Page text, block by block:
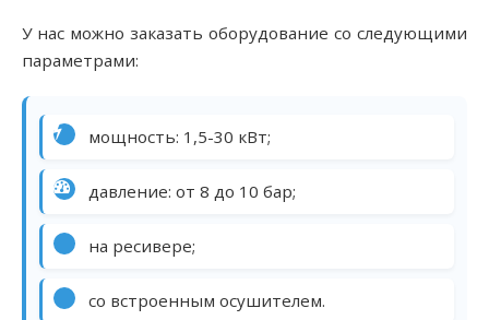
У нас можно заказать оборудование со следующими
параметрами:
мощность: 1,5-30 кВт;
давление: от 8 до 10 бар;
на ресивере;
со встроенным осушителем.